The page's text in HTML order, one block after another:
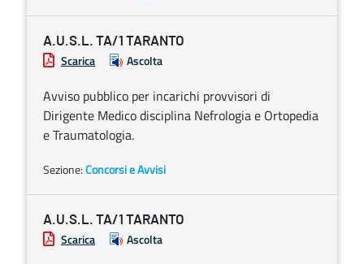
A.U.S.L. TA/1 TARANTO
Scarica Ascolta
Avviso pubblico per incarichi provvisori di
Dirigente Medico disciplina Nefrologia e Ortopedia
e Traumatologia.
Sezione:Concorsi e Avvisi
A.U.S.L. TA/1 TARANTO
Scarica Ascolta